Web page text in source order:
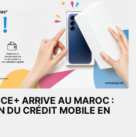
ARRIVE AU MAROC :
DU CRÉDIT MOBILE EN